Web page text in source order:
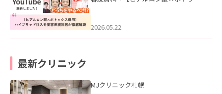
た。
2026.05.22
最新クリニック
MJクリニック札幌